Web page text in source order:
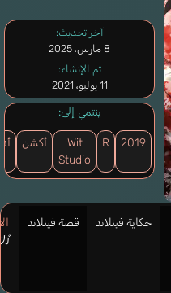
آخر تحديث:
8 مارس، 2025
تم الإنشاء:
11 يوليو، 2021
ينتمي إلى:
2019
R
Wit
Studio
أكشن
حكاية فينلاند قصة فينلاند